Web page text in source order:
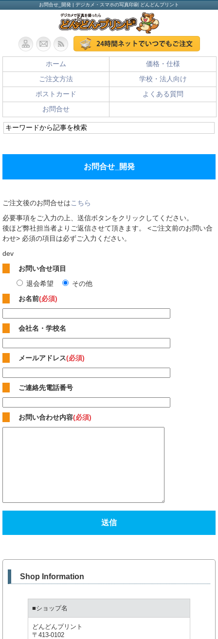
お問合せ_開発 | デジカメ・スマホの写真印刷 どんどんプリント
ホーム 価格・仕様
ご注文方法 学校・法人向け
ポストカード よくある質問
お問合せ
お問合せ_開発
ご注文後のお問合せは こちら
必要事項をご入力の上、送信ボタンをクリックしてください。
後ほど弊社担当者よりご返信させて頂きます。 <ご注文前のお問い合
わせ> 必須の項目は必ずご入力ください。
dev
お問い合せ項目
退会希望 その他
お名前(必須)
会社名・学校名
メールアドレス(必須)
ご連絡先電話番号
お問い合わせ内容(必須)
Shop Information
■ショップ名
どんどんプリント
〒413-0102